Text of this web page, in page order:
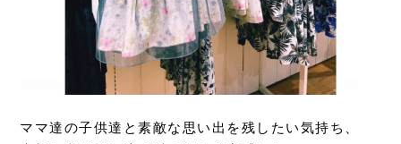
ママ達の子供達と素敵な思い出を残したい気持ち、